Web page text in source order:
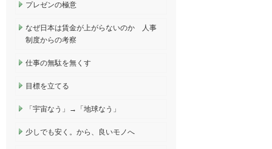
プレゼンの極意
なぜ日本は賃金が上がらないのか 人事
制度からの考察
仕事の無駄を無くす
目標を立てる
「宇宙なう」→「地球なう」
少しでも安く。から、良いモノへ